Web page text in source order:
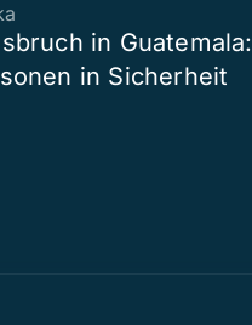
in Guatemala:
in Sicherheit